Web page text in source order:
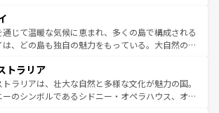
通費無料で観光を楽しむこともできる。 なお、新
イス情報はコンテンツ一覧 を参照してほしい。
な巨大都市は、観光、ショッピング、エンターテイ
トが詰まった刺激的なスポットだ。一方、アメリカ
は大自然が広がり、グランドキャニオンやイエロー
ーオーリンズでは、音楽と美食が融合した独特の
魅力。旅行者はアメリカの各地域で異なる魅力を楽
がら、その多様性と豊かな歴史を感じることができ
通じて温暖な気候に恵まれ、多くの島で構成される
は、どの島も独自の魅力をもっている。大自然の神
見逃せない。また、定番の観光地といえばオアフ
、静かな自然を求めるならマウイ島やカウアイ島が
め。エメラルドグリーンに輝く海をはじめ、豊かな
トラリア
トラリアは、壮大な自然と多様な文化が魅力の国。
ーのシンボルであるシドニー・オペラハウス、オー